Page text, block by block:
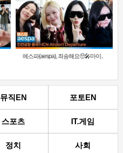
에스파(aespa), 죄송해요🥺🎤마이..
뮤직EN 포토EN
스포츠 IT.게임
정치 사회